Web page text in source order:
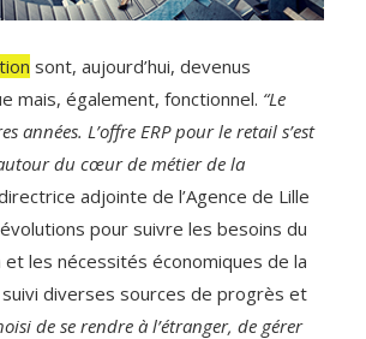
sont, aujourd’hui, devenus
mais, également, fonctionnel. “Le
années. L’offre ERP pour le retail s’est
du cœur de métier de la
adjointe de l’Agence de Lille
pour suivre les besoins du
les nécessités économiques de la
diverses sources de progrès et
de se rendre à l’étranger, de gérer